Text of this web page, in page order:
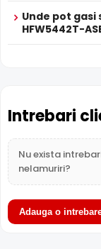
zone cu contrast
clare pe intreaga
Unde pot
HFW5442T-
Intrebari
Nu exista
nelamuriri?
Adauga o